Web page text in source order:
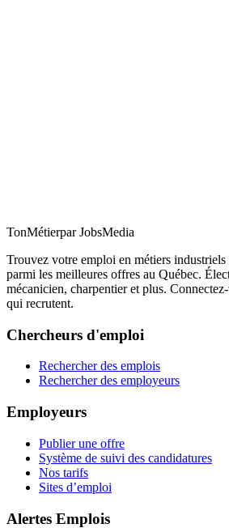
TonMétierpar JobsMedia
Trouvez votre emploi en métiers
parmi les meilleures offres au Québec.
mécanicien, charpentier et plus.
qui recrutent.
Chercheurs d'emploi
Rechercher des emplois
Rechercher des employeurs
Employeurs
Publier une offre
Système de suivi des candidatures
Nos tarifs
Sites d’emploi
Alertes Emplois